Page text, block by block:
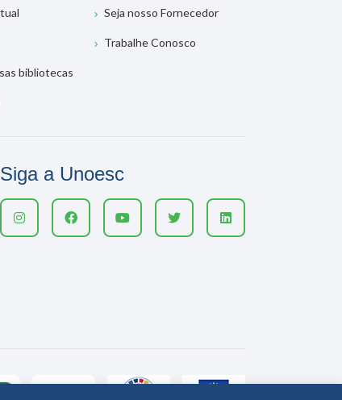
bibliotecas
Seja nosso Fornecedor
Trabalhe Conosco
Siga a Unoesc